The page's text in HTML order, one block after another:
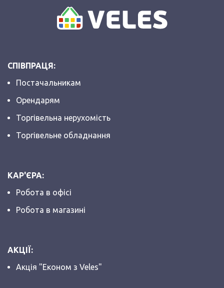
СПІВПРАЦЯ:
Постачальникам
Орендарям
Торгівельна нерухомість
Торгівельне обладнання
КАР'ЄРА:
Робота в офісі
Робота в магазині
АКЦІЇ:
Акція "Економ з Veles"